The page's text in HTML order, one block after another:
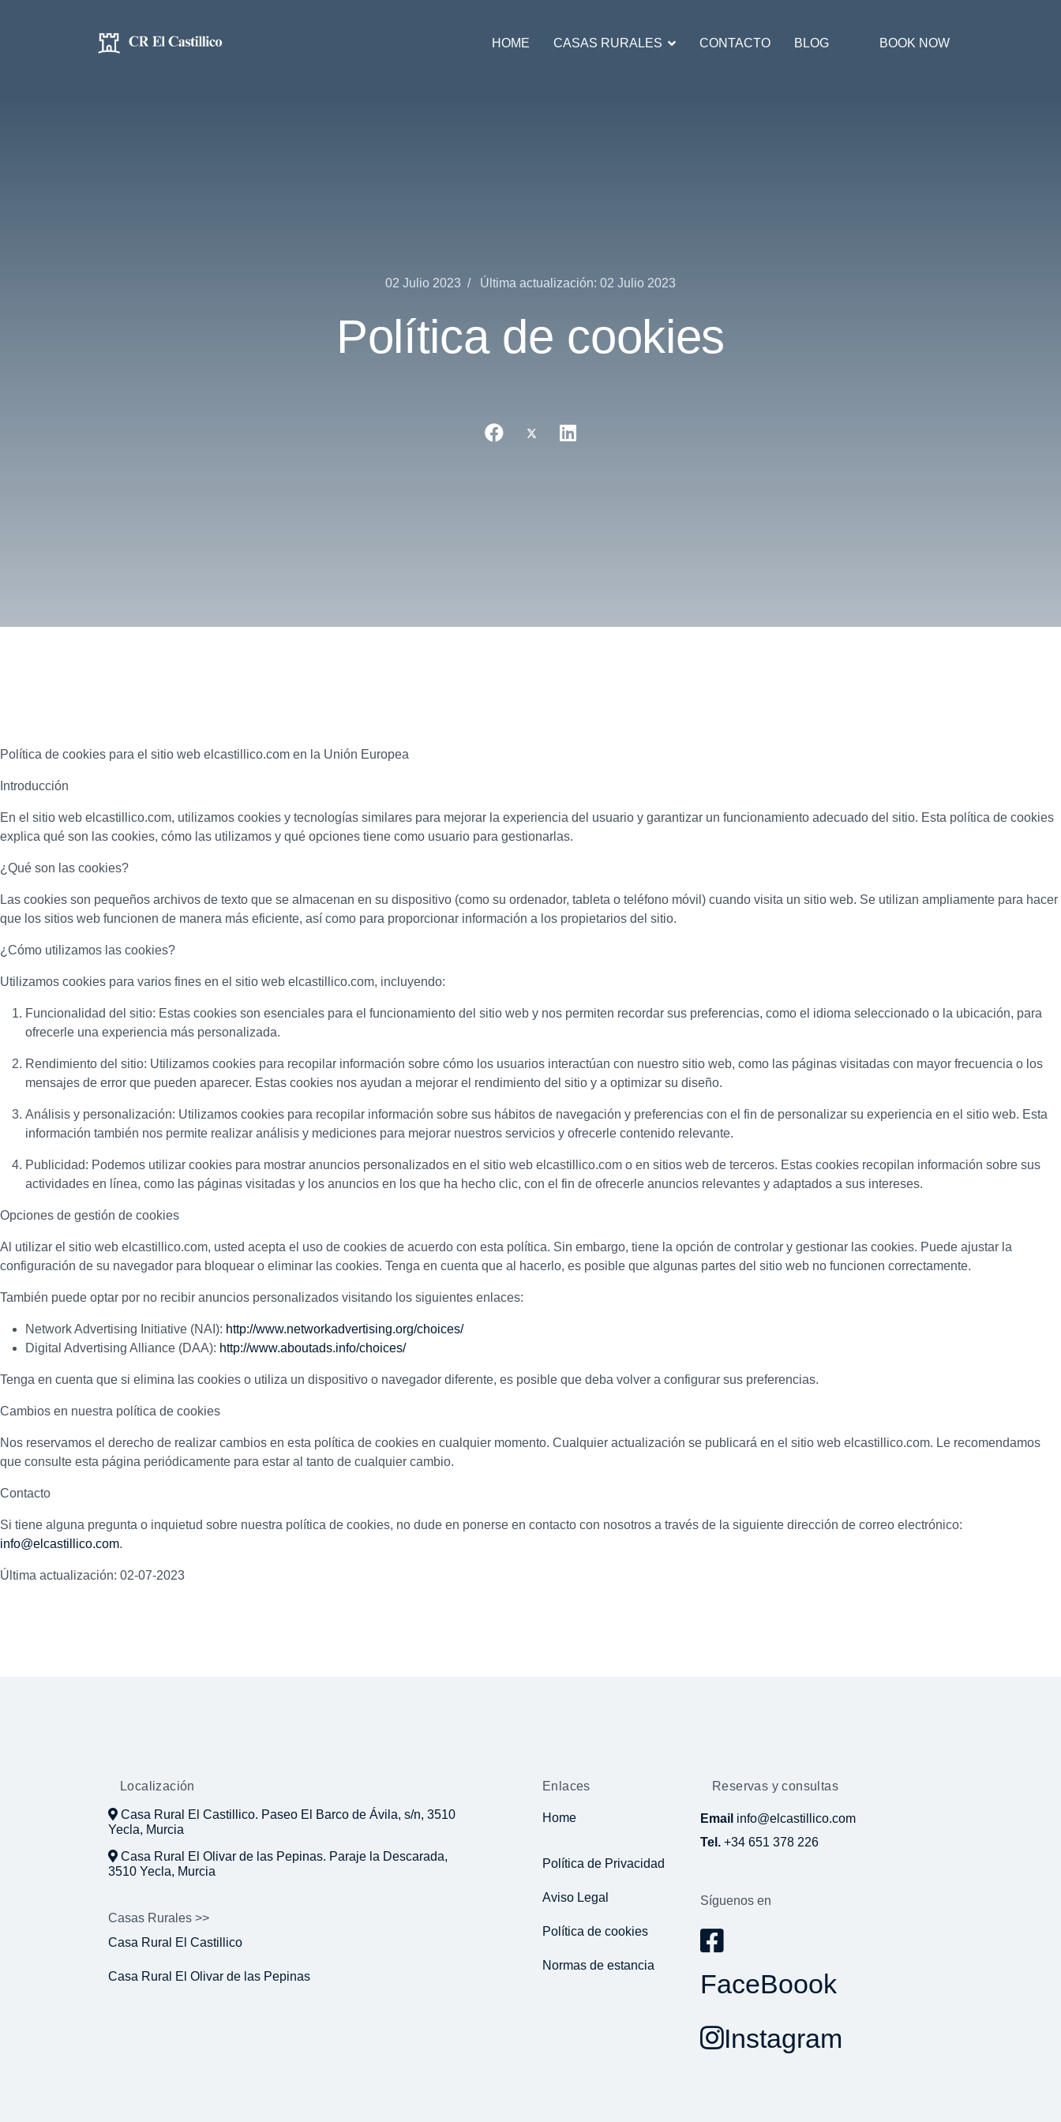
BOOK NOW
HOME CASAS RURALES CONTACTO BLOG
02 Julio 2023 Última actualización: 02 Julio 2023
Política de cookies
Política de cookies para el sitio web elcastillico.com en la Unión Europea
Introducción
En el sitio web elcastillico.com, utilizamos cookies y tecnologías similares para mejorar la experiencia del usuario y garantizar un funcionamiento adecuado del sitio. Esta política de cookies
explica qué son las cookies, cómo las utilizamos y qué opciones tiene como usuario para gestionarlas.
¿Qué son las cookies?
Las cookies son pequeños archivos de texto que se almacenan en su dispositivo (como su ordenador, tableta o teléfono móvil) cuando visita un sitio web. Se utilizan ampliamente para hacer
que los sitios web funcionen de manera más eficiente, así como para proporcionar información a los propietarios del sitio.
¿Cómo utilizamos las cookies?
Utilizamos cookies para varios fines en el sitio web elcastillico.com, incluyendo:
Funcionalidad del sitio: Estas cookies son esenciales para el funcionamiento del sitio web y nos permiten recordar sus preferencias, como el idioma seleccionado o la ubicación, para
ofrecerle una experiencia más personalizada.
Rendimiento del sitio: Utilizamos cookies para recopilar información sobre cómo los usuarios interactúan con nuestro sitio web, como las páginas visitadas con mayor frecuencia o los
mensajes de error que pueden aparecer. Estas cookies nos ayudan a mejorar el rendimiento del sitio y a optimizar su diseño.
Análisis y personalización: Utilizamos cookies para recopilar información sobre sus hábitos de navegación y preferencias con el fin de personalizar su experiencia en el sitio web. Esta
información también nos permite realizar análisis y mediciones para mejorar nuestros servicios y ofrecerle contenido relevante.
Publicidad: Podemos utilizar cookies para mostrar anuncios personalizados en el sitio web elcastillico.com o en sitios web de terceros. Estas cookies recopilan información sobre sus
actividades en línea, como las páginas visitadas y los anuncios en los que ha hecho clic, con el fin de ofrecerle anuncios relevantes y adaptados a sus intereses.
Opciones de gestión de cookies
Al utilizar el sitio web elcastillico.com, usted acepta el uso de cookies de acuerdo con esta política. Sin embargo, tiene la opción de controlar y gestionar las cookies. Puede ajustar la
configuración de su navegador para bloquear o eliminar las cookies. Tenga en cuenta que al hacerlo, es posible que algunas partes del sitio web no funcionen correctamente.
También puede optar por no recibir anuncios personalizados visitando los siguientes enlaces:
Network Advertising Initiative (NAI): http://www.networkadvertising.org/choices/
Digital Advertising Alliance (DAA): http://www.aboutads.info/choices/
Tenga en cuenta que si elimina las cookies o utiliza un dispositivo o navegador diferente, es posible que deba volver a configurar sus preferencias.
Cambios en nuestra política de cookies
Nos reservamos el derecho de realizar cambios en esta política de cookies en cualquier momento. Cualquier actualización se publicará en el sitio web elcastillico.com. Le recomendamos
que consulte esta página periódicamente para estar al tanto de cualquier cambio.
Contacto
Si tiene alguna pregunta o inquietud sobre nuestra política de cookies, no dude en ponerse en contacto con nosotros a través de la siguiente dirección de correo electrónico:
info@elcastillico.com.
Última actualización: 02-07-2023
Localización
Casa Rural El Castillico. Paseo El Barco de Ávila, s/n, 3510
Yecla, Murcia
Casa Rural El Olivar de las Pepinas. Paraje la Descarada,
3510 Yecla, Murcia
Casas Rurales >>
Casa Rural El Castillico
Casa Rural El Olivar de las Pepinas
Enlaces
Home
Política de Privacidad
Aviso Legal
Política de cookies
Normas de estancia
Reservas y consultas
Email info@elcastillico.com
Tel. +34 651 378 226
Síguenos en
FaceBoook
Instagram